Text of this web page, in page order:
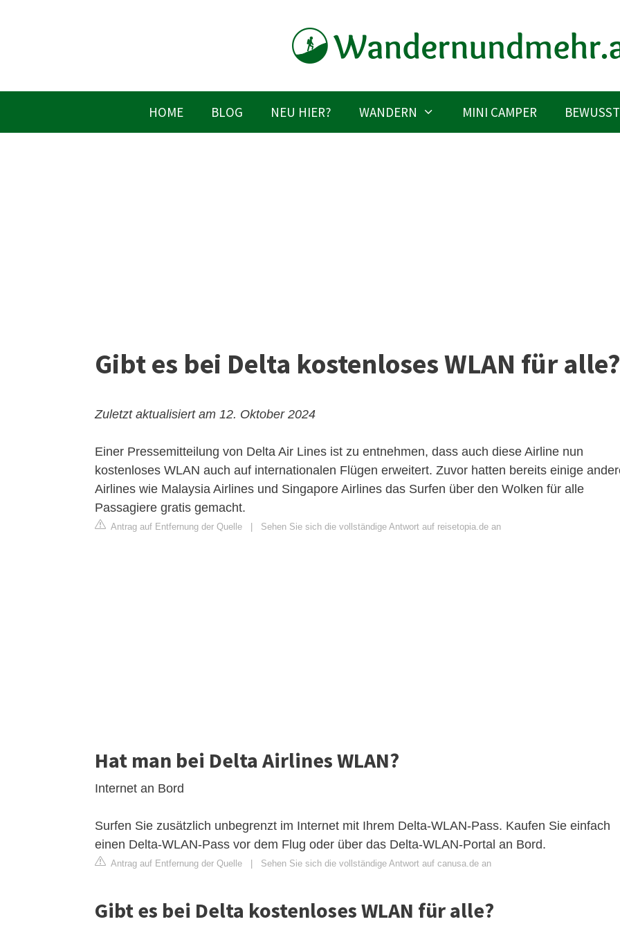
HOME BLOG NEU HIER? WANDERN MINI CAMPER
Gibt es bei Delta kostenloses WLAN für alle?
Zuletzt aktualisiert am 12. Oktober 2024
Einer Pressemitteilung von Delta Air Lines ist zu entnehmen, dass auch diese Airline nun
kostenloses WLAN auch auf internationalen Flügen erweitert. Zuvor hatten bereits einige
Airlines wie Malaysia Airlines und Singapore Airlines das Surfen über den Wolken für alle
Passagiere gratis gemacht.
Antrag auf Entfernung der Quelle Sehen Sie sich die vollständige Antwort auf reisetopia.de an
Hat man bei Delta Airlines WLAN?
Internet an Bord
Surfen Sie zusätzlich unbegrenzt im Internet mit Ihrem Delta-WLAN-Pass. Kaufen Sie einfach
einen Delta-WLAN-Pass vor dem Flug oder über das Delta-WLAN-Portal an Bord.
Antrag auf Entfernung der Quelle Sehen Sie sich die vollständige Antwort auf canusa.de an
Gibt es bei Delta kostenloses WLAN für alle?